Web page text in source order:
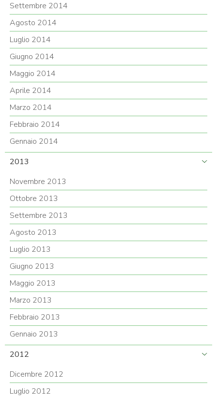
Settembre 2014
Agosto 2014
Luglio 2014
Giugno 2014
Maggio 2014
Aprile 2014
Marzo 2014
Febbraio 2014
Gennaio 2014
2013
Novembre 2013
Ottobre 2013
Settembre 2013
Agosto 2013
Luglio 2013
Giugno 2013
Maggio 2013
Marzo 2013
Febbraio 2013
Gennaio 2013
2012
Dicembre 2012
Luglio 2012